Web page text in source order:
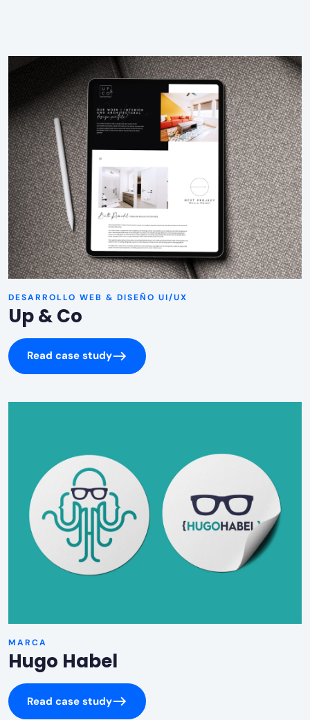
DESARROLLO WEB & DISEÑO UI/UX
Up & Co
Read case study
MARCA
Hugo Habel
Read case study